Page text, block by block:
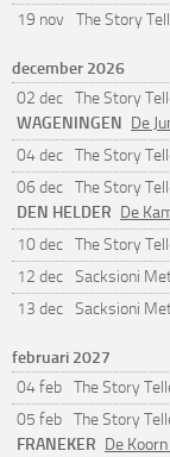
19 nov
The Story
december 2026
02 dec The Story
WAGENINGEN De
04 dec The Story
06 dec The Story
DEN HELDER De
10 dec The Story
12 dec Sacksioni
13 dec Sacksioni
februari 2027
04 feb The Story
05 feb The Story
FRANEKER De